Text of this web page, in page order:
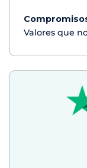
Valores que